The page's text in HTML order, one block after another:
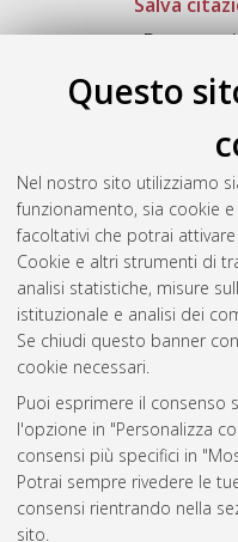
Questo
Nel nostro sito utilizziamo
funzionamento, sia cookie
facoltativi che potrai
Cookie e altri strumenti di
analisi statistiche, misure
istituzionale e analisi dei
Se chiudi questo banner
cookie necessari.
Puoi esprimere il consenso
l'opzione in "Personalizza
consensi più specifici in
Potrai sempre rivedere le
consensi rientrando nella
sito.
Documento
Full-text
Download
Altri
Gestione
Atom
Rss 1.0
Rss 2.0